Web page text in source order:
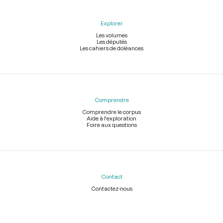
Explorer
Les volumes
Les députés
Les cahiers de doléances
Comprendre
Comprendre le corpus
Aide à l'exploration
Foire aux questions
Contact
Contactez-nous